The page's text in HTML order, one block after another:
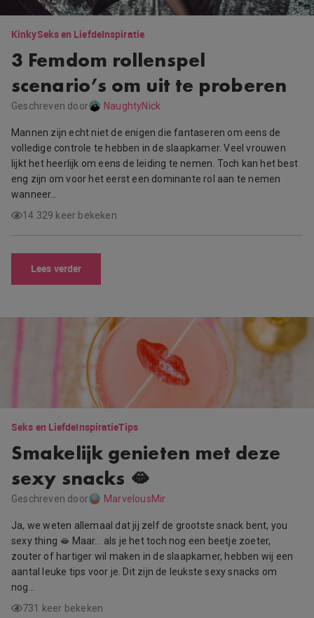
KinkySeks en LiefdeInspiratie
3 Femdom rollenspel
scenario’s om uit te proberen
Geschreven door NaughtyNick
Mannen zijn echt niet de enigen die fantaseren om eens de
volledige controle te hebben in de slaapkamer. Veel vrouwen
lijkt het heerlijk om eens de leiding te nemen. Toch kan het best
eng zijn om voor het eerst een dominante rol aan te nemen
wanneer…
14.329 keer bekeken
Lees verder
Seks en LiefdeInspiratieTips
Smakelijk genieten met deze
sexy snacks 🫦
Geschreven door MarvelousMir
Ja, we weten allemaal dat jij zelf de grootste snack bent, you
sexy thing 🫦 Maar… als je het toch nog een beetje zoeter,
zouter of hartiger wil maken in de slaapkamer, hebben wij een
aantal leuke tips voor je. Dit zijn de leukste sexy snacks om
nog…
731 keer bekeken